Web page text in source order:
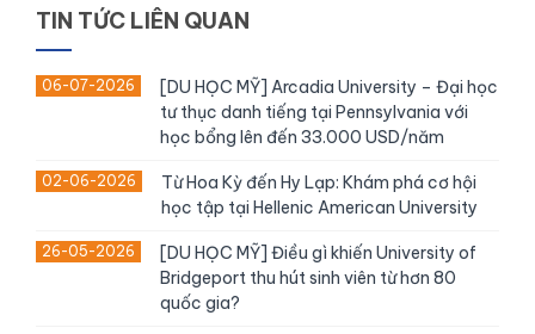
TIN TỨC LIÊN QUAN
06-07-2026
[DU HỌC MỸ] Arcadia University – Đại học
tư thục danh tiếng tại Pennsylvania với
học bổng lên đến 33.000 USD/năm
02-06-2026
Từ Hoa Kỳ đến Hy Lạp: Khám phá cơ hội
học tập tại Hellenic American University
26-05-2026
[DU HỌC MỸ] Điều gì khiến University of
Bridgeport thu hút sinh viên từ hơn 80
quốc gia?